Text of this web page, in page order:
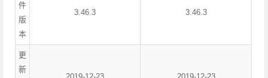
件
版
本
3.46.3 3.46.3
更
新